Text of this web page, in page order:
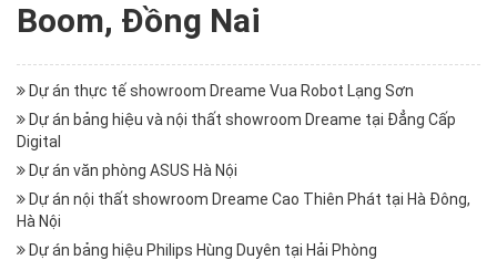
Boom, Đồng Nai
Dự án thực tế showroom Dreame Vua Robot Lạng Sơn
Dự án bảng hiệu và nội thất showroom Dreame tại Đẳng Cấp
Digital
Dự án văn phòng ASUS Hà Nội
Dự án nội thất showroom Dreame Cao Thiên Phát tại Hà Đông,
Hà Nội
Dự án bảng hiệu Philips Hùng Duyên tại Hải Phòng